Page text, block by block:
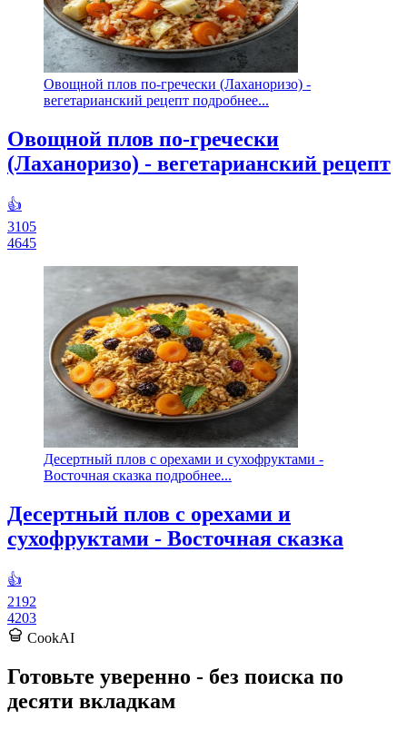
Овощной плов по-гречески (Лаханоризо) -
вегетарианский рецепт подробнее...
Овощной плов по-гречески
(Лаханоризо) - вегетарианский рецепт
👍
3105
4645
Десертный плов с орехами и сухофруктами -
Восточная сказка подробнее...
Десертный плов с орехами и
сухофруктами - Восточная сказка
👍
2192
4203
CookAI
Готовьте уверенно - без поиска по
десяти вкладкам